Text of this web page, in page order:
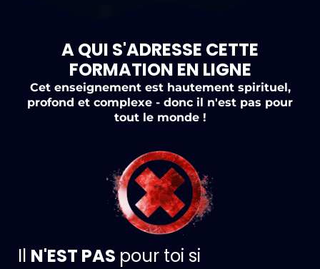
A QUI S'ADRESSE CETTE
FORMATION EN LIGNE
Cet enseignement est hautement spirituel,
profond et complexe - donc il n'est pas pour
tout le monde !
Il N'EST PAS pour toi si